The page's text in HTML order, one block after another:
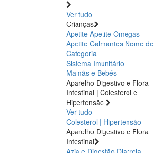
Ver tudo
Crianças
Apetite Apetite Omegas
Apetite Calmantes Nome de
Categoria
Sistema Imunitário
Mamãs e Bebés
Aparelho Digestivo e Flora
Intestinal | Colesterol e
Hipertensão
Ver tudo
Colesterol | Hipertensão
Aparelho Digestivo e Flora
Intestinal
Azia e Digestão Diarreia